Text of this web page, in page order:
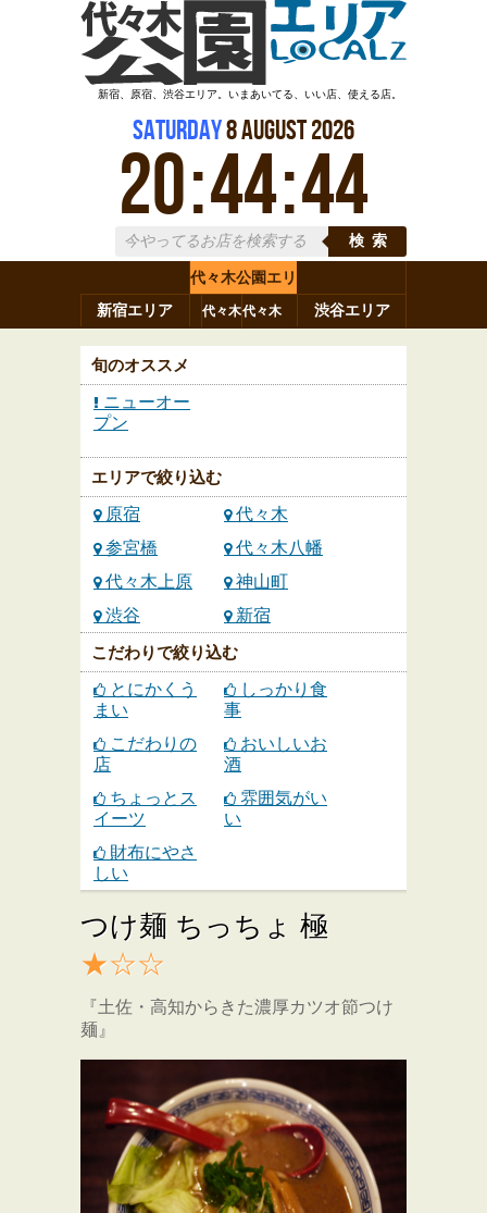
新宿、原宿、渋谷エリア。いまあいてる、いい店、使える店。
Saturday8August2026
20:44:44
検索
新宿エリア
代々木公園エリ
ア
渋谷エリア
原宿 代々木参宮橋
代々木
八幡
代々木
上原 神山町 渋谷 新宿
旬のオススメ
ニューオー
プン
エリアで絞り込む
原宿
代々木
参宮橋
代々木八幡
代々木上原
神山町
渋谷
新宿
こだわりで絞り込む
とにかくう
まい
しっかり食
事
こだわりの
店
おいしいお
酒
ちょっとス
イーツ
雰囲気がい
い
財布にやさ
しい
つけ麺 ちっちょ 極
★☆☆
『土佐・高知からきた濃厚カツオ節つけ
麺』